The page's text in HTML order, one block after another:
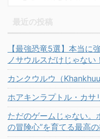
【最強恐竜5選】本当に
ノサウルスだけじゃない！
カンクウルウ（
ホアキンラプトル・カ
ただのゲームじゃない。
の冒険心”を育てる最高